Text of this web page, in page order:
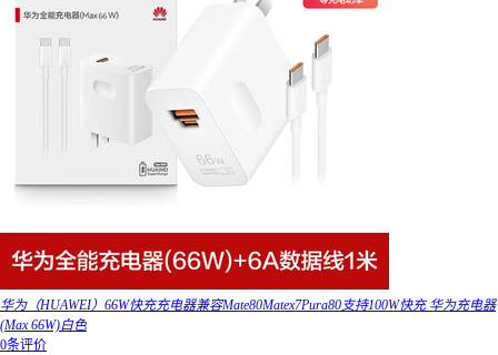
华为（HUAWEI）66W快充充电器兼容Mate80Matex7Pura80支持100W快充 华为充电器
(Max 66W)白色
0条评价